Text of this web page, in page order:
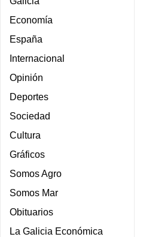
Economía
España
Internacional
Opinión
Deportes
Sociedad
Cultura
Gráficos
Somos Agro
Somos Mar
Obituarios
La Galicia Económica